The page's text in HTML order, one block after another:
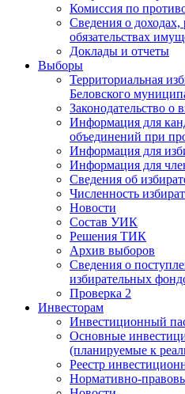
Комиссия по
Сведения о доходах,
обязательствах
Доклады и отчеты
Выборы
Территориальная
Беловского
Законодательство о
Информация для
объединений при
Информация для
Информация для
Сведения об
Численность
Новости
Состав УИК
Решения ТИК
Архив выборов
Сведения о
избирательных
Проверка 2
Инвесторам
Инвестиционный
Основные
(планируемые к
Реестр
Нормативно-